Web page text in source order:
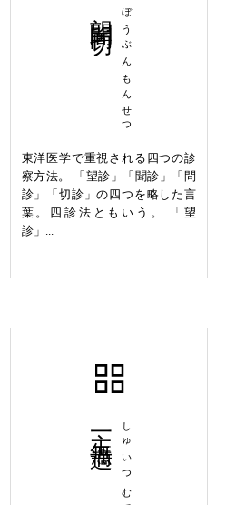
ぼうぶんもんせつ
東洋医学で重視される四つの診
察方法。 「望診」「聞診」「問
診」「切診」の四つを略した言
葉。四診法ともいう。 「望
診」...
しゅいつむてき